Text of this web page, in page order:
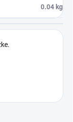
0.04 kg